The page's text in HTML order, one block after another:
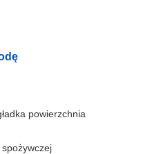
powierzchnia